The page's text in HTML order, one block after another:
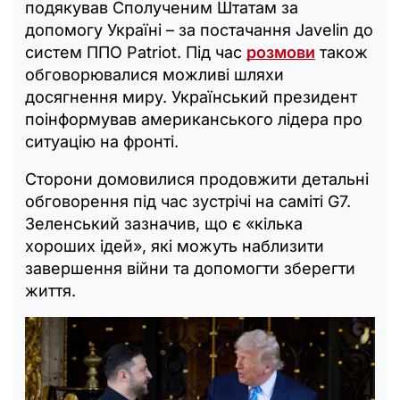
подякував Сполученим Штатам за
допомогу Україні – за постачання Javelin до
систем ППО Patriot. Під час розмови також
обговорювалися можливі шляхи
досягнення миру. Український президент
поінформував американського лідера про
ситуацію на фронті.
Сторони домовилися продовжити детальні
обговорення під час зустрічі на саміті G7.
Зеленський зазначив, що є «кілька
хороших ідей», які можуть наблизити
завершення війни та допомогти зберегти
життя.